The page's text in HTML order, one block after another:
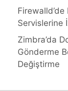
Servislerine
Zimbra’da
Gönderme
Değiştirme